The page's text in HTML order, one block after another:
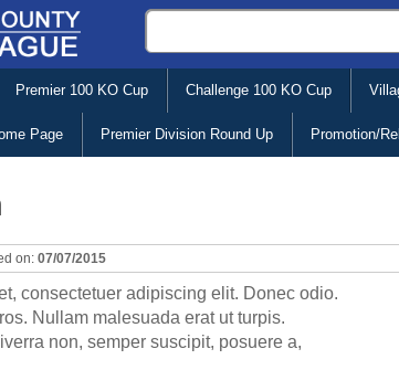
Premier 100 KO Cup Challenge 100 KO Cup
Page Premier Division Round Up Promotion/
on: 07/07/2015
consectetuer adipiscing elit. Donec odio.
Nullam malesuada erat ut turpis.
non, semper suscipit, posuere a,